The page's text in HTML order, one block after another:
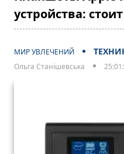
устройства:
МИР УВЛЕЧЕНИЙ
Ольга Станішевська